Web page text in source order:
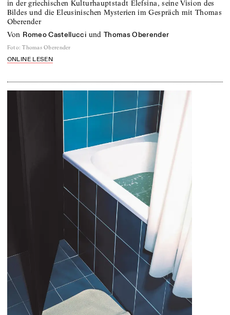
in der griechischen Kulturhauptstadt Elefsina, seine Vision des
Bildes und die Eleusinischen Mysterien im Gespräch mit Thomas
Oberender
von Romeo Castellucci und Thomas Oberender
Foto: Thomas Oberender
ONLINE LESEN